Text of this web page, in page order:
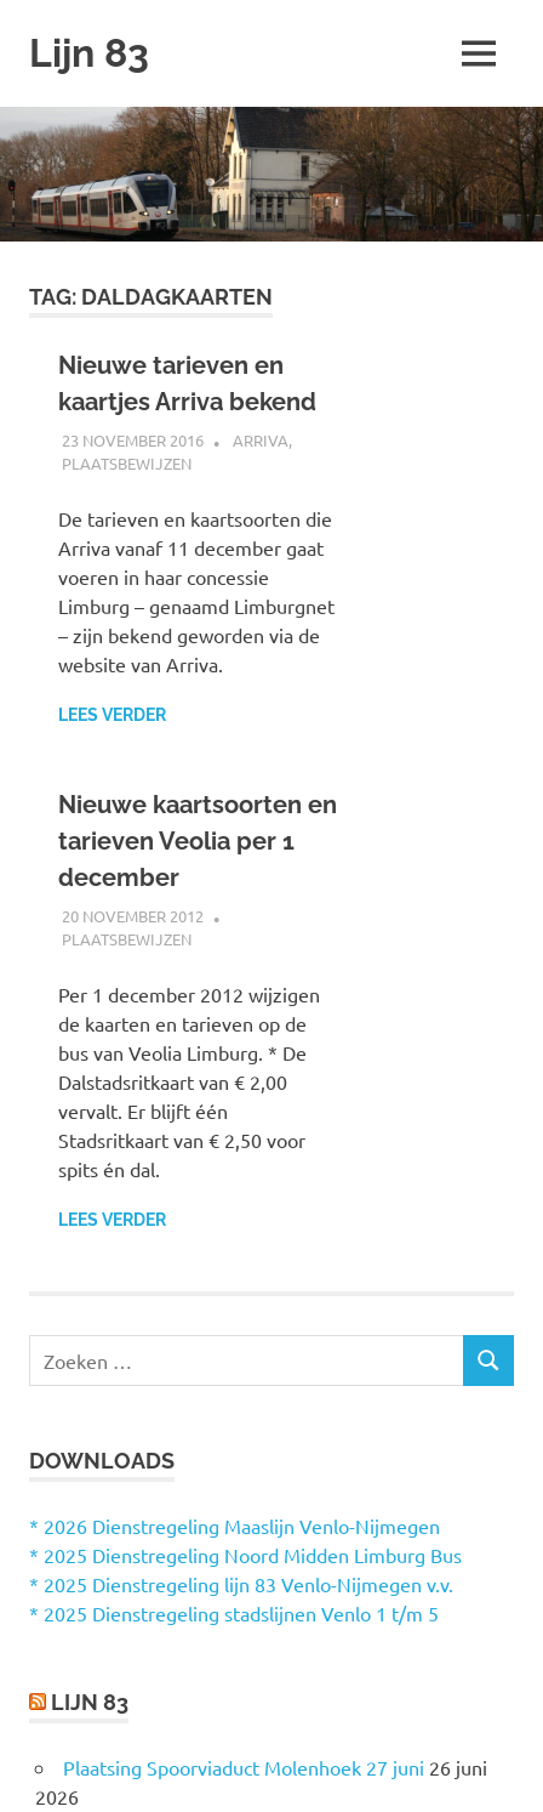
naar
inhoud
Lijn 83 MENU
TAG: DALDAGKAARTEN
Nieuwe tarieven en
kaartjes Arriva bekend
23 NOVEMBER 2016 JOHAN
ARRIVA,
PLAATSBEWIJZEN
De tarieven en kaartsoorten die
Arriva vanaf 11 december gaat
voeren in haar concessie
Limburg – genaamd Limburgnet
– zijn bekend geworden via de
website van Arriva.
LEES VERDER
Nieuwe kaartsoorten en
tarieven Veolia per 1
december
20 NOVEMBER 2012
PLAATSBEWIJZEN
Per 1 december 2012 wijzigen
de kaarten en tarieven op de
bus van Veolia Limburg. * De
Dalstadsritkaart van € 2,00
vervalt. Er blijft één
Stadsritkaart van € 2,50 voor
spits én dal.
LEES VERDER
e
n
a
a
r
Z
DOWNLOADS
* 2026 Dienstregeling Maaslijn Venlo-Nijmegen
* 2025 Dienstregeling Noord Midden Limburg Bus
* 2025 Dienstregeling lijn 83 Venlo-Nijmegen v.v.
* 2025 Dienstregeling stadslijnen Venlo 1 t/m 5
LIJN 83
Plaatsing Spoorviaduct Molenhoek 27 juni 26 juni
2026